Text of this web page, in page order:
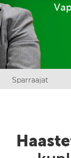
Sparraajat